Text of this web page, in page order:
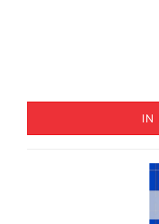
IN